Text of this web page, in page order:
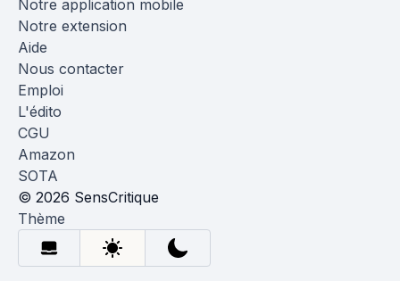
Notre application mobile
Notre extension
Aide
Nous contacter
Emploi
L'édito
CGU
Amazon
SOTA
© 2026 SensCritique
Thème